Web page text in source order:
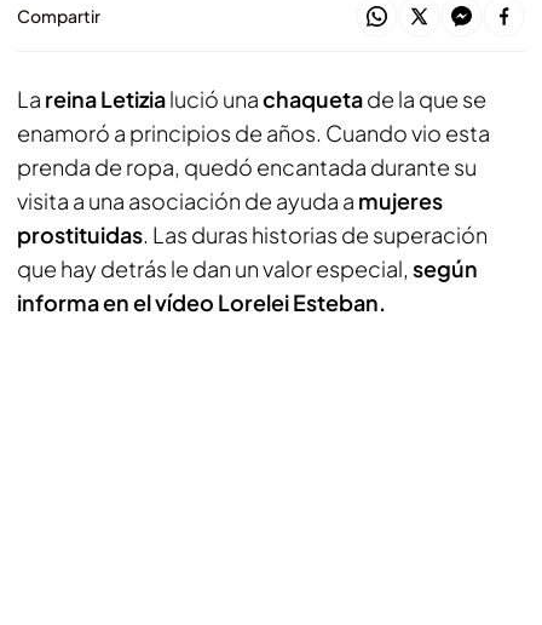
Compartir
La reina Letizialució unachaquetade la que se
enamoró a principios de años. Cuando vio esta
prenda de ropa, quedó encantada durante su
visita a una asociación de ayuda a mujeres
prostituidas. Las duras historias de superación
que hay detrás le dan un valor especial, según
informa en el vídeo Lorelei Esteban.